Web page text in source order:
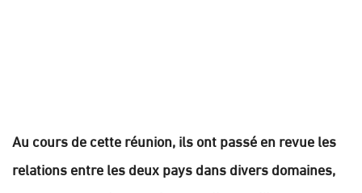
Au cours de cette réunion, ils ont passé en revue les
relations entre les deux pays dans divers domaines,